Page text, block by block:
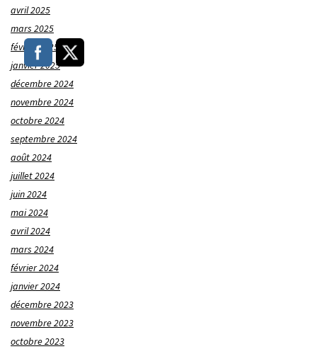
avril 2025
mars 2025
février 2025
janvier 2025
décembre 2024
novembre 2024
octobre 2024
septembre 2024
août 2024
juillet 2024
juin 2024
mai 2024
avril 2024
mars 2024
février 2024
janvier 2024
décembre 2023
novembre 2023
octobre 2023